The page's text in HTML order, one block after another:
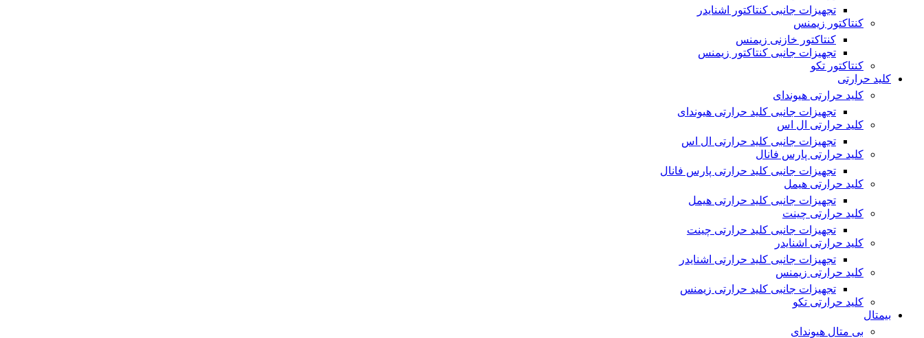
تجهیزات جانبی کنتاکتور اشنایدر
کنتاکتور زیمنس
کنتاکتور خازنی زیمنس
تجهیزات جانبی کنتاکتور زیمنس
کنتاکتور تکو
کلید حرارتی
کلید حرارتی هیوندای
تجهیزات جانبی کلید حرارتی هیوندای
کلید حرارتی ال اس
تجهیزات جانبی کلید حرارتی ال اس
کلید حرارتی پارس فانال
تجهیزات جانبی کلید حرارتی پارس فانال
کلید حرارتی هیمل
تجهیزات جانبی کلید حرارتی هیمل
کلید حرارتی چینت
تجهیزات جانبی کلید حرارتی چینت
کلید حرارتی اشنایدر
تجهیزات جانبی کلید حرارتی اشنایدر
کلید حرارتی زیمنس
تجهیزات جانبی کلید حرارتی زیمنس
کلید حرارتی تکو
بیمتال
بی متال هیوندای